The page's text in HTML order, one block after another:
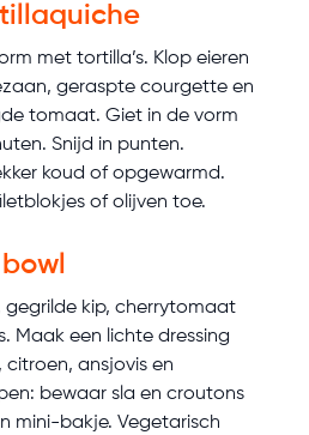
met tortilla’s. Klop eieren
geraspte courgette en
tomaat. Giet in de vorm
Snijd in punten.
koud of opgewarmd.
of olijven toe.
gegrilde kip, cherrytomaat
Maak een lichte dressing
citroen, ansjovis en
bewaar sla en croutons
mini-bakje. Vegetarisch